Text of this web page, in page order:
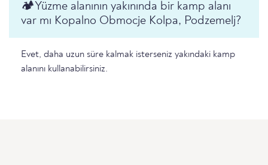
🏕️️Yüzme alanının yakınında bir kamp alanı
var mı Kopalno Obmocje Kolpa, Podzemelj?
Evet, daha uzun süre kalmak isterseniz yakındaki kamp
alanını kullanabilirsiniz.